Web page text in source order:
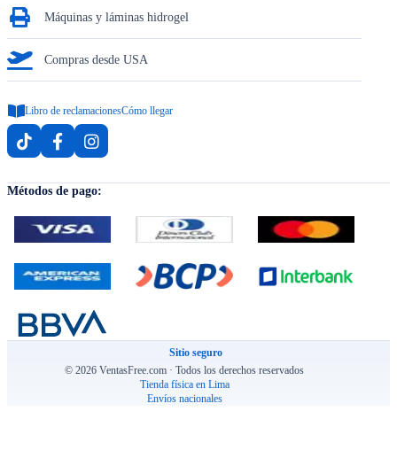
Máquinas y láminas hidrogel
Compras desde USA
Libro de reclamacionesCómo llegar
Métodos de pago:
Sitio seguro
© 2026 VentasFree.com · Todos los derechos reservados
Tienda física en Lima
Envíos nacionales